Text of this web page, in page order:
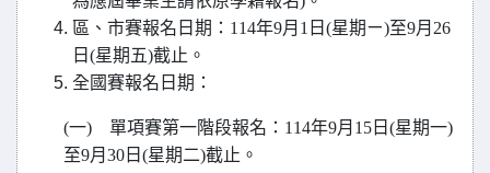
區、市賽報名日期：114年9月1日(星期ㄧ)至9月26
日(星期五)截止。
全國賽報名日期：
(一) 單項賽第一階段報名：114年9月15日(星期一)
至9月30日(星期二)截止。